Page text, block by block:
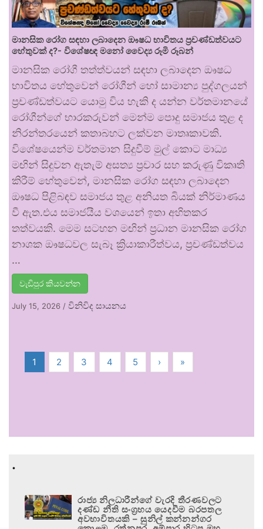
මානසික රෝග සඳහා ලබාදෙන ඖෂධ භාවිතය ප්‍රචණ්ඩත්වයට
හේතුවක් ද?- විශේෂඥ මනෝ වෛද්‍ය රූමි රූබන්
මානසික රෝගී තත්ත්වයන් සඳහා ලබාදෙන ඖෂධ
භාවිතය හේතුවෙන් රෝගීන් හෝ සාමාන්‍ය පුද්ගලයන්
ප්‍රචණ්ඩත්වයට යොමු විය හැකි ද යන්න වර්තමානයේ
රෝගීන්ගේ භාරකරුවන් මෙන්ම පොදු සමාජය තුළ ද
නිරන්තරයෙන් කතාබහට ලක්වන මාතෘකාවකි.
විශේෂයෙන්ම වර්තමාන සිදුවීම් මුල් කොට මාධ්‍ය
මඟින් සිදුවන ඇතැම් අසත්‍ය ප්‍රචාර සහ කරුණු විකෘති
කිරීම් හේතුවෙන්, මානසික රෝග සඳහා ලබාදෙන
ඖෂධ පිළිබඳව සමාජය තුළ අනියත බියක් නිර්මාණය
වී ඇත.එය සමාජයීය වශයෙන් ඉතා අහිතකර
තත්වයකි. මෙම සටහන මඟින් ප්‍රධාන මානසික රෝග
නාශක ඖෂධවල සැබෑ ක්‍රියාකාරීත්වය, ප්‍රචණ්ඩත්වය
…
වැඩිපුර කියවන්න
July 15, 2026 / විනිවිද සායනය
1 2 3 4 5 › »
.
රාජ්‍ය නිලධාරීන්ගේ වැරදි තීරණවලට
දණ්ඩ නීති සංග්‍රහය යෙදවීම බරපතල
අවභාවිතයකි – සුනිල් කන්නන්ගර